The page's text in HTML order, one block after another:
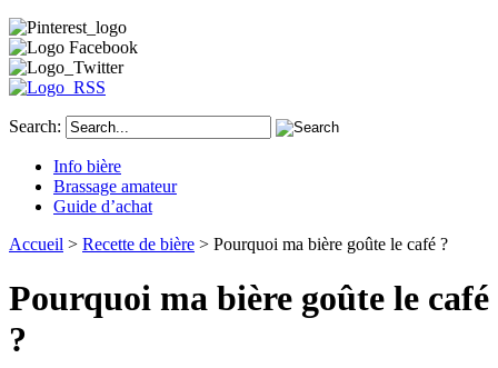
Search:
Info bière
Brassage amateur
Guide d’achat
Accueil > Recette de bière > Pourquoi ma bière goûte le café ?
Pourquoi ma bière goûte le café
?